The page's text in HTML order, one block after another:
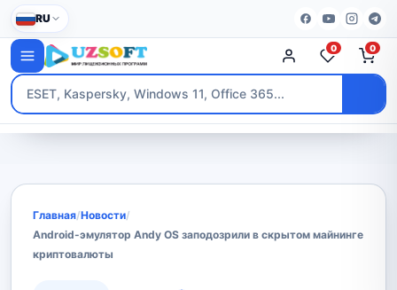
RU
0 0
Главная/Новости/
Android-эмулятор Andy OS заподозрили в скрытом майнинге
криптовалюты